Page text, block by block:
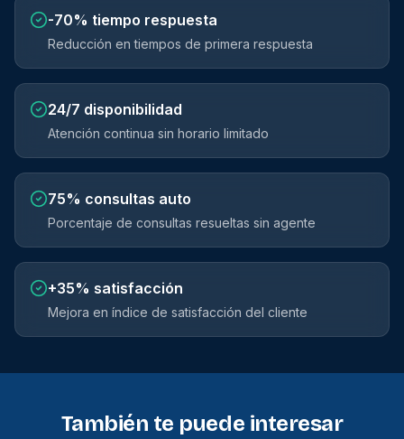
-70% tiempo respuesta
Reducción en tiempos de primera respuesta
24/7 disponibilidad
Atención continua sin horario limitado
75% consultas auto
Porcentaje de consultas resueltas sin agente
+35% satisfacción
Mejora en índice de satisfacción del cliente
También te puede interesar